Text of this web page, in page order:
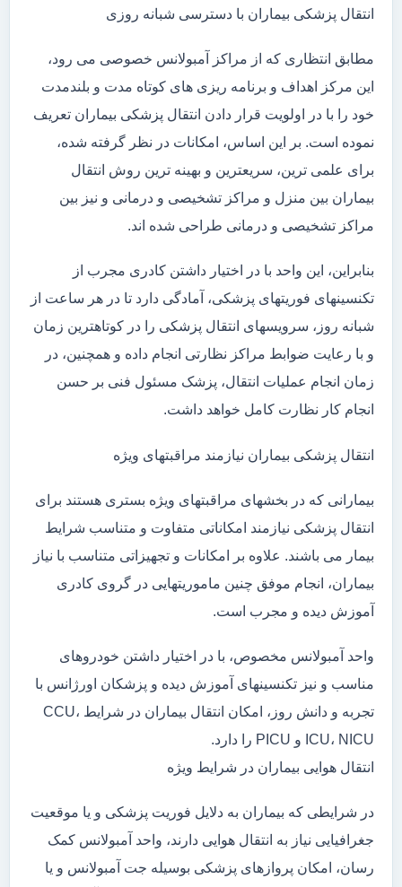
انتقال پزشکی بیماران با دسترسی شبانه روزی
مطابق انتظاری که از مراکز آمبولانس خصوصی می رود،
این مرکز اهداف و برنامه ریزی های کوتاه مدت و بلندمدت
خود را با در اولویت قرار دادن انتقال پزشکی بیماران تعریف
نموده است. بر این اساس، امکانات در نظر گرفته شده،
برای علمی ترین، سریعترین و بهینه ترین روش انتقال
بیماران بین منزل و مراکز تشخیصی و درمانی و نیز بین
مراکز تشخیصی و درمانی طراحی شده اند.
بنابراین، این واحد با در اختیار داشتن کادری مجرب از
تکنسینهای فوریتهای پزشکی، آمادگی دارد تا در هر ساعت از
شبانه روز، سرویسهای انتقال پزشکی را در کوتاهترین زمان
و با رعایت ضوابط مراکز نظارتی انجام داده و همچنین، در
زمان انجام عملیات انتقال، پزشک مسئول فنی بر حسن
انجام کار نظارت کامل خواهد داشت.
انتقال پزشکی بیماران نیازمند مراقبتهای ویژه
بیمارانی که در بخشهای مراقبتهای ویژه بستری هستند برای
انتقال پزشکی نیازمند امکاناتی متفاوت و متناسب شرایط
بیمار می باشند. علاوه بر امکانات و تجهیزاتی متناسب با نیاز
بیماران، انجام موفق چنین ماموریتهایی در گروی کادری
آموزش دیده و مجرب است.
واحد آمبولانس مخصوص، با در اختیار داشتن خودروهای
مناسب و نیز تکنسینهای آموزش دیده و پزشکان اورژانس با
تجربه و دانش روز، امکان انتقال بیماران در شرایط CCU،
ICU، NICU و PICU را دارد.
انتقال هوایی بیماران در شرایط ویژه
در شرایطی که بیماران به دلایل فوریت پزشکی و یا موقعیت
جغرافیایی نیاز به انتقال هوایی دارند، واحد آمبولانس کمک
رسان، امکان پروازهای پزشکی بوسیله جت آمبولانس و یا